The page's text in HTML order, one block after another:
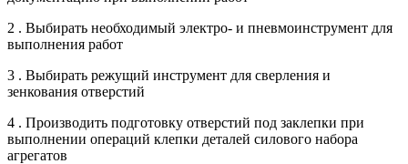
2 . Выбирать необходимый электро- и пневмоинструмент для
выполнения работ
3 . Выбирать режущий инструмент для сверления и
зенкования отверстий
4 . Производить подготовку отверстий под заклепки при
выполнении операций клепки деталей силового набора
агрегатов